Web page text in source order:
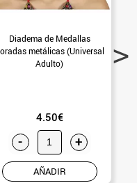
Diadema de Medallas
metálicas (Universal
Adulto)
4.50€
- +
AÑADIR